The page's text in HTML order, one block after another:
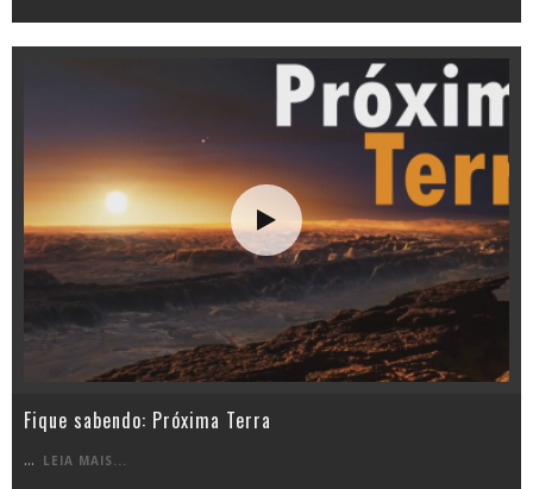
Fique sabendo: Próxima Terra
... LEIA MAIS...